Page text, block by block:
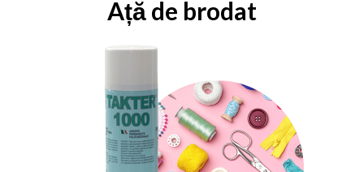
Ață de brodat